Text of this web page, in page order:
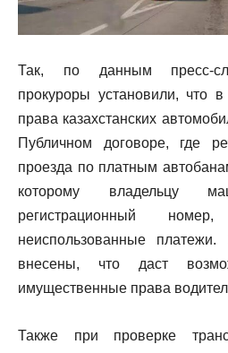
Так, по данным пресс-
прокуроры установили,
права казахстанских
Публичном договоре, где
проезда по платным
которому владельцу
регистрационный
неиспользованные
внесены, что даст
имущественные права
Также при проверке